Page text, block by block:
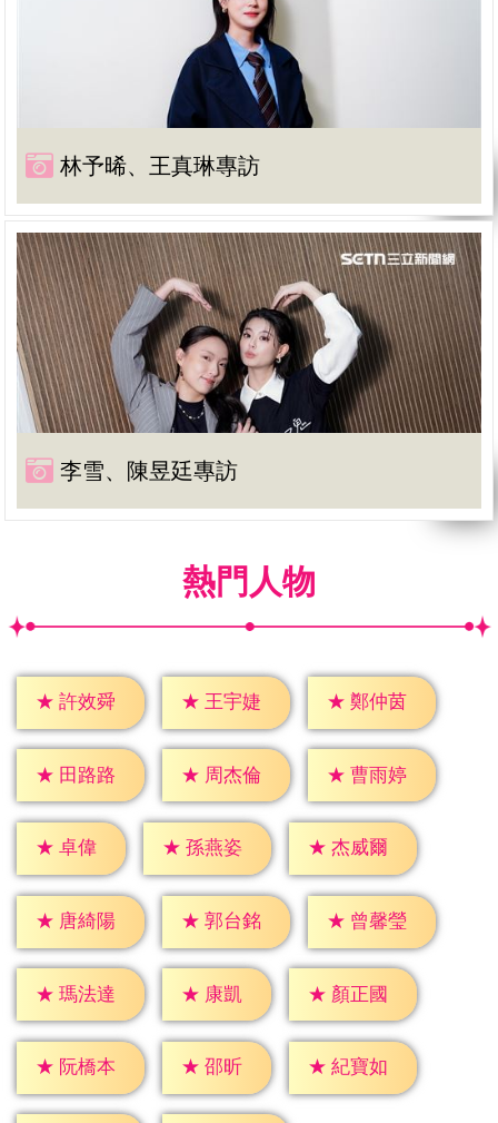
林予晞、王真琳專訪
李雪、陳昱廷專訪
熱門人物
★ 許效舜 ★ 王宇婕 ★ 鄭仲茵
★ 田路路 ★ 周杰倫 ★ 曹雨婷
★ 卓偉 ★ 孫燕姿 ★ 杰威爾
★ 唐綺陽 ★ 郭台銘 ★ 曾馨瑩
★ 瑪法達 ★ 康凱 ★ 顏正國
★ 阮橋本 ★ 邵昕 ★ 紀寶如